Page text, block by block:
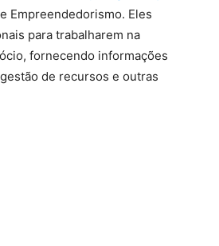
Empreendedorismo. Eles
para trabalharem na
fornecendo informações
de recursos e outras